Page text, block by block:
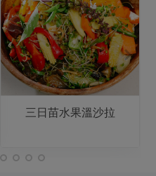
三日苗水果溫沙拉